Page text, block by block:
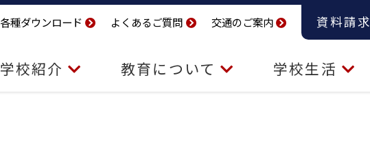
各種ダウンロード よくあるご質問 交通のご案内 資料請求
学校紹介 教育について 学校生活